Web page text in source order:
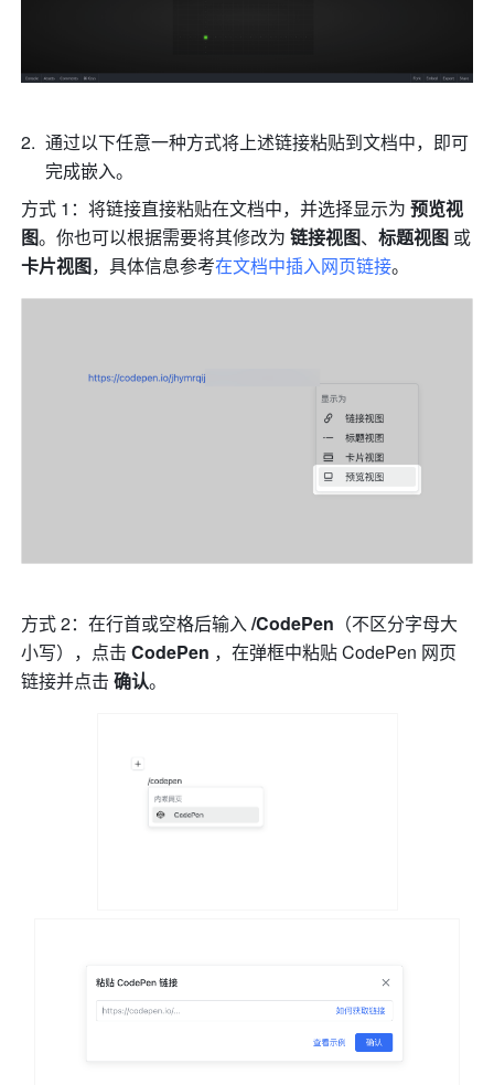
通过以下任意一种方式将上述链接粘贴到文档中，即可
完成嵌入。
方式 1：将链接直接粘贴在文档中，并选择显示为 预览视
图。你也可以根据需要将其修改为 链接视图、标题视图
卡片视图，具体信息参考在文档中插入网页链接。
方式 2：在行首或空格后输入 /CodePen （不区分字母大
小写），点击 CodePen ，在弹框中粘贴 CodePen 网页
链接并点击 确认。